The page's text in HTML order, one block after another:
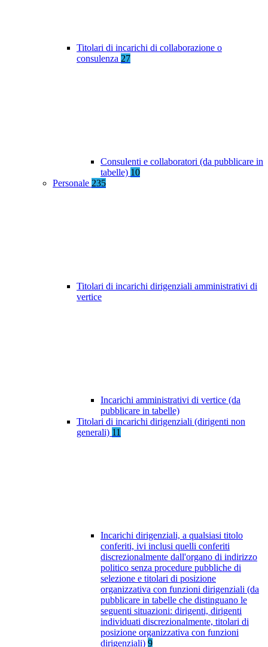
Titolari di incarichi di collaborazione o
consulenza 27
Consulenti e collaboratori (da pubblicare in
tabelle) 10
Personale 235
Titolari di incarichi dirigenziali amministrativi di
vertice
Incarichi amministrativi di vertice (da
pubblicare in tabelle)
Titolari di incarichi dirigenziali (dirigenti non
generali) 11
Incarichi dirigenziali, a qualsiasi titolo
conferiti, ivi inclusi quelli conferiti
discrezionalmente dall'organo di indirizzo
politico senza procedure pubbliche di
selezione e titolari di posizione
organizzativa con funzioni dirigenziali (da
pubblicare in tabelle che distinguano le
seguenti situazioni: dirigenti, dirigenti
individuati discrezionalmente, titolari di
posizione organizzativa con funzioni
dirigenziali) 9